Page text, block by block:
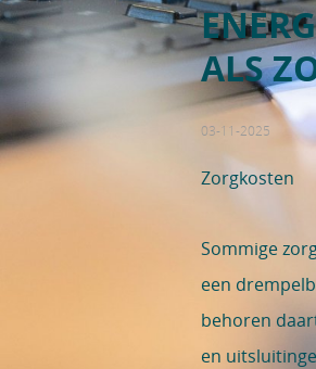
ALS
03-11-2025
Zorgkosten
Sommige
een
behoren
en